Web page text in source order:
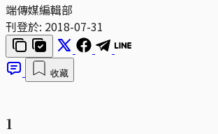
端傳媒編輯部
刊登於: 2018-07-31
收藏
1